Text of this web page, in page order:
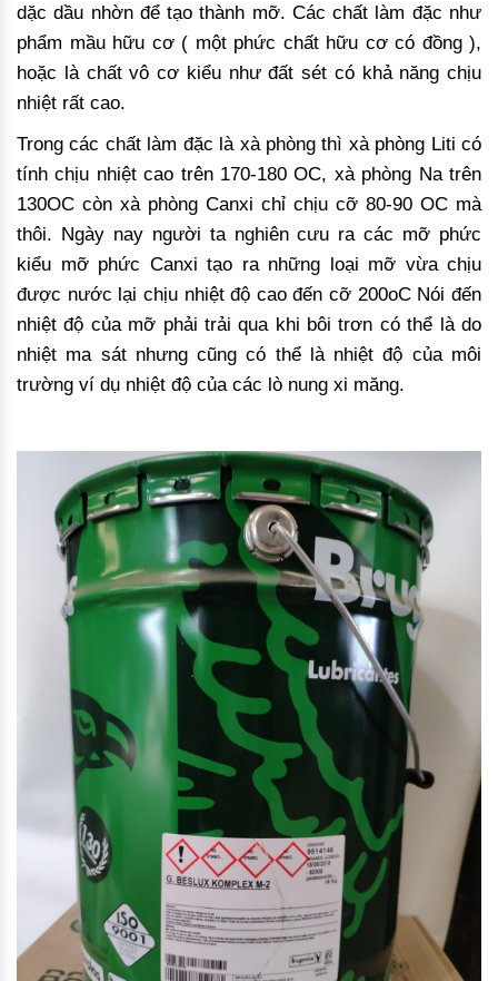
dặc dầu nhờn để tạo thành mỡ. Các chất làm đặc như
phẩm mầu hữu cơ ( một phức chất hữu cơ có đồng ),
hoặc là chất vô cơ kiểu như đất sét có khả năng chịu
nhiệt rất cao.
Trong các chất làm đặc là xà phòng thì xà phòng Liti có
tính chịu nhiệt cao trên 170-180 OC, xà phòng Na trên
130OC còn xà phòng Canxi chỉ chịu cỡ 80-90 OC mà
thôi. Ngày nay người ta nghiên cưu ra các mỡ phức
kiểu mỡ phức Canxi tạo ra những loại mỡ vừa chịu
được nước lại chịu nhiệt độ cao đến cỡ 200oC Nói đến
nhiệt độ của mỡ phải trải qua khi bôi trơn có thể là do
nhiệt ma sát nhưng cũng có thể là nhiệt độ của môi
trường ví dụ nhiệt độ của các lò nung xi măng.